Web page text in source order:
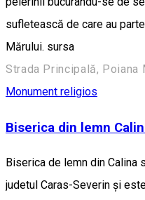
sufletească de care au
Mărului. sursa
Strada Principală, Poiana
Monument religios
Biserica din lemn
Biserica de lemn din Calina
judetul Caras-Severin și